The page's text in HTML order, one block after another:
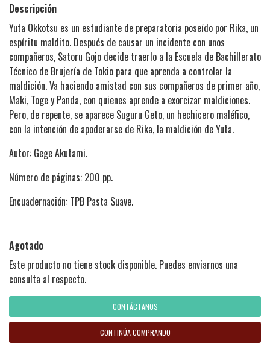
Descripción
Yuta Okkotsu es un estudiante de preparatoria poseído por Rika, un
espíritu maldito. Después de causar un incidente con unos
compañeros, Satoru Gojo decide traerlo a la Escuela de Bachillerato
Técnico de Brujería de Tokio para que aprenda a controlar la
maldición. Va haciendo amistad con sus compañeros de primer año,
Maki, Toge y Panda, con quienes aprende a exorcizar maldiciones.
Pero, de repente, se aparece Suguru Geto, un hechicero maléfico,
con la intención de apoderarse de Rika, la maldición de Yuta.
Autor: Gege Akutami.
Número de páginas: 200 pp.
Encuadernación: TPB Pasta Suave.
Agotado
Este producto no tiene stock disponible. Puedes enviarnos una
consulta al respecto.
CONTÁCTANOS
CONTINÚA COMPRANDO